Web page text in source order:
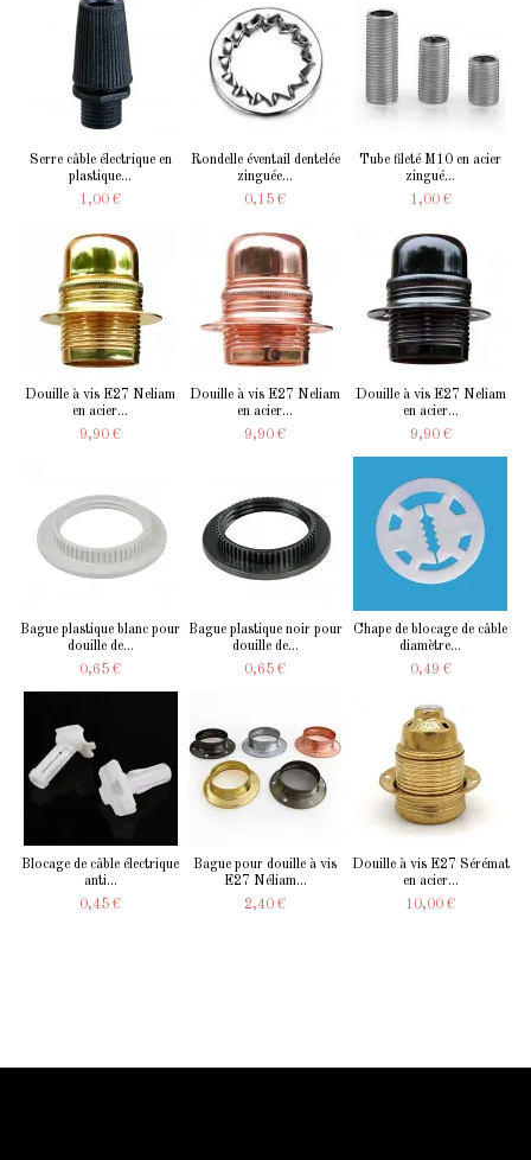
Serre câble électrique en
plastique...
1,00 €
Rondelle éventail dentelée
zinguée...
0,15 €
Tube fileté M10 en acier
zingué...
1,00 €
Douille à vis E27 Neliam
en acier...
9,90 €
Douille à vis E27 Neliam
en acier...
9,90 €
Douille à vis E27 Neliam
en acier...
9,90 €
Bague plastique blanc pour
douille de...
0,65 €
Bague plastique noir pour
douille de...
0,65 €
Chape de blocage de câble
diamètre...
0,49 €
Blocage de câble électrique
anti...
0,45 €
Bague pour douille à vis
E27 Néliam...
2,40 €
Douille à vis E27 Sérémat
en acier...
10,00 €